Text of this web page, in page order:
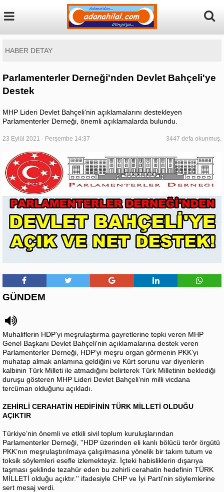
HABER DETAY
Parlamenterler Derneği'nden Devlet Bahçeli'ye
Destek
MHP Lideri Devlet Bahçeli'nin açıklamalarını destekleyen
Parlamenterler Derneği, önemli açıklamalarda bulundu.
23 Eylül 2021 - Perşembe 14:37 3447 defa okunmuş.
GÜNDEM
Muhaliflerin HDP'yi meşrulaştırma gayretlerine tepki veren MHP
Genel Başkanı Devlet Bahçeli'nin açıklamalarına destek veren
Parlamenterler Derneği, HDP’yi meşru organ görmenin PKK’yı
muhatap almak anlamına geldiğini ve Kürt sorunu var diyenlerin
kalbinin Türk Milleti ile atmadığını belirterek Türk Milletinin beklediği
duruşu gösteren MHP Lideri Devlet Bahçeli’nin milli vicdana
tercüman olduğunu açıkladı.
ZEHİRLİ CERAHATİN HEDİFİNİN TÜRK MİLLETİ OLDUĞU
AÇIKTIR
Türkiye’nin önemli ve etkili sivil toplum kuruluşlarından
Parlamenterler Derneği, ''HDP üzerinden eli kanlı bölücü terör örgütü
PKK’nın meşrulaştırılmaya çalışılmasına yönelik bir takım tutum ve
toksik söylemleri esefle izlemekteyiz. İçteki habisliklerin dışarıya
taşması şeklinde tezahür eden bu zehirli cerahatin hedefinin TÜRK
MİLLETİ olduğu açıktır.'' ifadesiyle CHP ve İyi Parti’nin söylemlerine
sert mesaj verdi.